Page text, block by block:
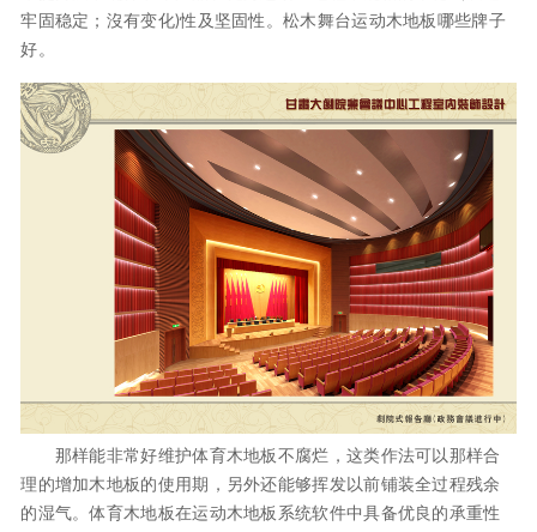
牢固稳定；沒有变化)性及坚固性。松木舞台运动木地板哪些牌子
好。
那样能非常好维护体育木地板不腐烂，这类作法可以那样合
理的增加木地板的使用期，另外还能够挥发以前铺装全过程残余
的湿气。体育木地板在运动木地板系统软件中具备优良的承重性